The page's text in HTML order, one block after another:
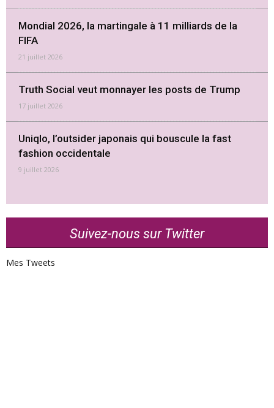
Mondial 2026, la martingale à 11 milliards de la
FIFA
21 juillet 2026
Truth Social veut monnayer les posts de Trump
17 juillet 2026
Uniqlo, l’outsider japonais qui bouscule la fast
fashion occidentale
9 juillet 2026
Suivez-nous sur Twitter
Mes Tweets